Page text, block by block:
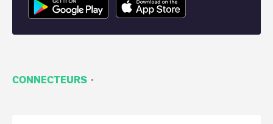
CONNECTEURS ·